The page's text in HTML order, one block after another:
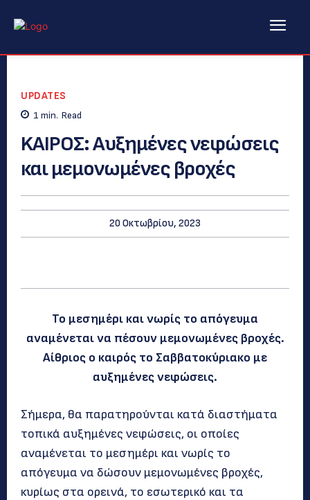
UPDATES
1 min. Read
KAIΡΟΣ: Αυξημένες νεφώσεις
και μεμονωμένες βροχές
20 Οκτωβρίου, 2023
Το μεσημέρι και νωρίς το απόγευμα
αναμένεται να πέσουν μεμονωμένες βροχές.
Αίθριος ο καιρός το Σαββατοκύριακο με
αυξημένες νεφώσεις.
Σήμερα, θα παρατηρούνται κατά διαστήματα
τοπικά αυξημένες νεφώσεις, οι οποίες
αναμένεται το μεσημέρι και νωρίς το
απόγευμα να δώσουν μεμονωμένες βροχές,
κυρίως στα ορεινά, το εσωτερικό και τα